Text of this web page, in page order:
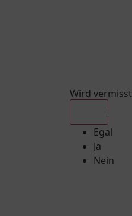
Wird vermisst
Egal
Ja
Nein